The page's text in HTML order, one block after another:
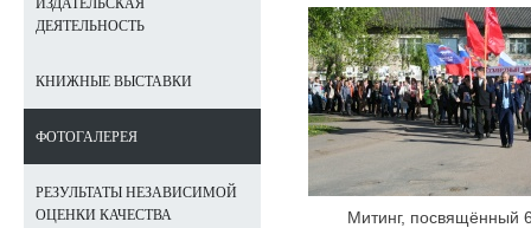
Митинг, посвящённый
ИЗДАТЕЛЬСКАЯ
ДЕЯТЕЛЬНОСТЬ
КНИЖНЫЕ ВЫСТАВКИ
ФОТОГАЛЕРЕЯ
РЕЗУЛЬТАТЫ НЕЗАВИСИМОЙ
ОЦЕНКИ КАЧЕСТВА